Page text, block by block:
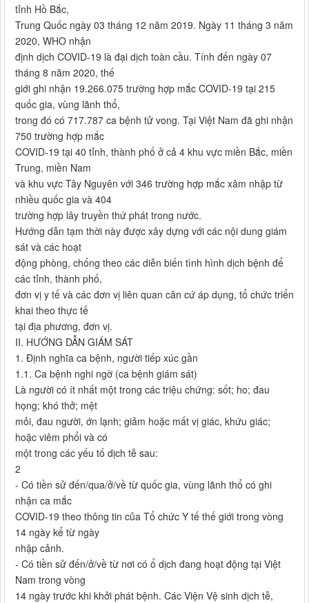
tỉnh Hồ Bắc,
Trung Quốc ngày 03 tháng 12 năm 2019. Ngày 11 tháng 3 năm
2020, WHO nhận
định dịch COVID-19 là đại dịch toàn cầu. Tính đến ngày 07
tháng 8 năm 2020, thế
giới ghi nhận 19.266.075 trường hợp mắc COVID-19 tại 215
quốc gia, vùng lãnh thổ,
trong đó có 717.787 ca bệnh tử vong. Tại Việt Nam đã ghi nhận
750 trường hợp mắc
COVID-19 tại 40 tỉnh, thành phố ở cả 4 khu vực miền Bắc, miền
Trung, miền Nam
và khu vực Tây Nguyên với 346 trường hợp mắc xâm nhập từ
nhiều quốc gia và 404
trường hợp lây truyền thứ phát trong nước.
Hướng dẫn tạm thời này được xây dựng với các nội dung giám
sát và các hoạt
động phòng, chống theo các diễn biến tình hình dịch bệnh để
các tỉnh, thành phố,
đơn vị y tế và các đơn vị liên quan căn cứ áp dụng, tổ chức triển
khai theo thực tế
tại địa phương, đơn vị.
II. HƯỚNG DẪN GIÁM SÁT
1. Định nghĩa ca bệnh, người tiếp xúc gần
1.1. Ca bệnh nghi ngờ (ca bệnh giám sát)
Là người có ít nhất một trong các triệu chứng: sốt; ho; đau
họng; khó thở; mệt
mỏi, đau người, ớn lạnh; giảm hoặc mất vị giác, khứu giác;
hoặc viêm phổi và có
một trong các yếu tố dịch tễ sau:
2
- Có tiền sử đến/qua/ở/về từ quốc gia, vùng lãnh thổ có ghi
nhận ca mắc
COVID-19 theo thông tin của Tổ chức Y tế thế giới trong vòng
14 ngày kể từ ngày
nhập cảnh.
- Có tiền sử đến/ở/về từ nơi có ổ dịch đang hoạt động tại Việt
Nam trong vòng
14 ngày trước khi khởi phát bệnh. Các Viện Vệ sinh dịch tễ,